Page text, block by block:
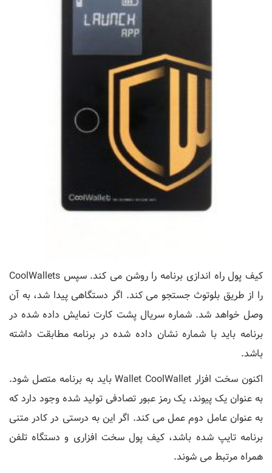
کیف پول راه اندازی برنامه را روشن می کند. سپس CoolWallets
را از طریق بلوتوث جستجو می کند. اگر دستگاهی پیدا شد، به آن
وصل خواهد شد. شماره سریال پشت کارت نمایش داده شده در
برنامه باید با شماره نشان داده شده در برنامه مطابقت داشته
باشد.
اکنون سخت افزار Wallet CoolWallet باید به برنامه متصل شود.
به عنوان یک پیوند، یک رمز عبور تصادفی تولید شده وجود دارد که
به عنوان عامل دوم عمل می کند. اگر این به درستی در کادر متنی
برنامه تایپ شده باشد، کیف پول سخت افزاری و دستگاه تلفن
همراه مرتبط می شوند.